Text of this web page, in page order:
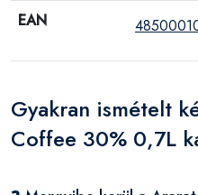
EAN
Gyakran ismételt
Coffee 30% 0,7L